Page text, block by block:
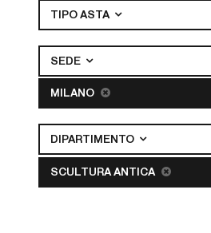
TIPO ASTA
SEDE
MILANO
DIPARTIMENTO
SCULTURA ANTICA